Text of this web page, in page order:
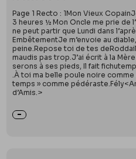
Page 1 Recto : 1Mon Vieux
3 heures ½ Mon Oncle me prie de
ne peut partir que Lundi dans
EmbêtementJe m’envoie au
peine.Repose toi de tes
maudis pas trop.J’ai écrit à la
serons à ses pieds, Il fait
.À toi ma belle poule noire comme
temps » comme
d’Amis.>